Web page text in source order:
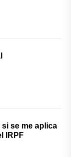
se me aplica
IRPF